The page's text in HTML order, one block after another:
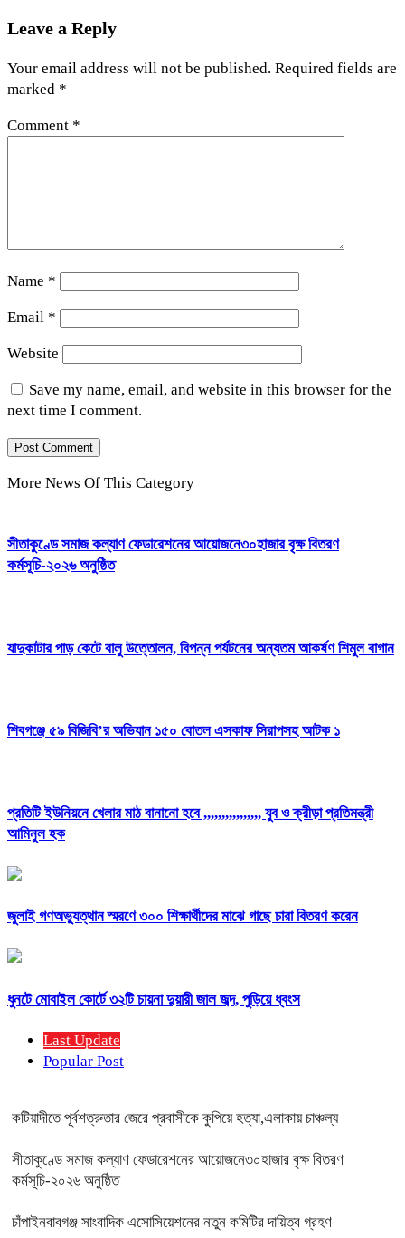
Leave a Reply
Your email address will not be published. Required fields are
marked *
Comment *
Name *
Email *
Website
Save my name, email, and website in this browser for the
next time I comment.
More News Of This Category
সীতাকুণ্ডে সমাজ কল্যাণ ফেডারেশনের আয়োজনে৩০হাজার বৃক্ষ বিতরণ
কর্মসূচি-২০২৬ অনুষ্ঠিত
যাদুকাটার পাড় কেটে বালু উত্তোলন, বিপন্ন পর্যটনের অন্যতম আকর্ষণ শিমুল বাগান
শিবগঞ্জে ৫৯ বিজিবি’র অভিযান ১৫০ বোতল এসকাফ সিরাপসহ আটক ১
প্রতিটি ইউনিয়নে খেলার মাঠ বানানো হবে ,,,,,,,,,,,,,,,, যুব ও ক্রীড়া প্রতিমন্ত্রী
আমিনুল হক
জুলাই গণঅভ্যুত্থান স্মরণে ৩০০ শিক্ষার্থীদের মাঝে গাছে চারা বিতরণ করেন
ধুনটে মোবাইল কোর্টে ৩২টি চায়না দুয়ারী জাল জব্দ, পুড়িয়ে ধ্বংস
Last Update
Popular Post
কটিয়াদীতে পূর্বশত্রুতার জেরে প্রবাসীকে কুপিয়ে হত্যা,এলাকায় চাঞ্চল্য
সীতাকুণ্ডে সমাজ কল্যাণ ফেডারেশনের আয়োজনে৩০হাজার বৃক্ষ বিতরণ
কর্মসূচি-২০২৬ অনুষ্ঠিত
চাঁপাইনবাবগঞ্জ সাংবাদিক এসোসিয়েশনের নতুন কমিটির দায়িত্ব গ্রহণ